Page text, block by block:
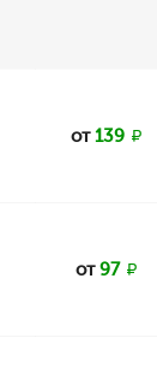
от139
от97